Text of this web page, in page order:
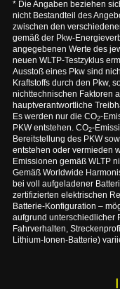
* Die Angaben beziehen
nicht Bestandteil des
zwischen den
gemäß der Pkw-
angegebenen Werte des
neuen WLTP-Testzyklus
Ausstoß eines Pkw sind
Kraftstoffs durch den Pkw,
nichttechnischen Faktoren
hauptverantwortliche
Es werden nur die CO2-
PKW entstehen. CO2-
Bereitstellung des PKW
entstehen oder vermieden
Emissionen gemäß WLTP
Gemäß Worldwide
bei voll aufgeladener
zertifizierten elektrischen
Batterie-Konfiguration –
aufgrund unterschiedlicher
Fahrverhalten,
Lithium-Ionen-Batterie)